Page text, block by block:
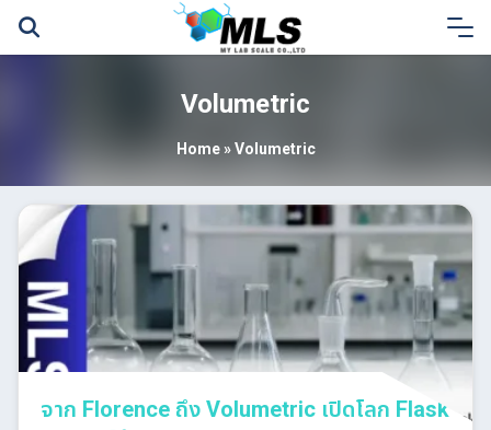
Skip
Volumetric
Home»Volumetric
จาก Florence ถึง Volumetric เปิดโลก Flask